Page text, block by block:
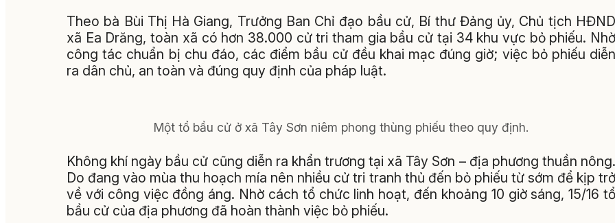
Theo bà Bùi Thị Hà Giang, Trưởng Ban Chỉ đạo bầu cử, Bí thư Đảng ủy, Chủ tịch HĐND
xã Ea Drăng, toàn xã có hơn 38.000 cử tri tham gia bầu cử tại 34 khu vực bỏ phiếu. Nhờ
công tác chuẩn bị chu đáo, các điểm bầu cử đều khai mạc đúng giờ; việc bỏ phiếu diễn
ra dân chủ, an toàn và đúng quy định của pháp luật.
Một tổ bầu cử ở xã Tây Sơn niêm phong thùng phiếu theo quy định.
Không khí ngày bầu cử cũng diễn ra khẩn trương tại xã Tây Sơn – địa phương thuần nông.
Do đang vào mùa thu hoạch mía nên nhiều cử tri tranh thủ đến bỏ phiếu từ sớm để kịp trở
về với công việc đồng áng. Nhờ cách tổ chức linh hoạt, đến khoảng 10 giờ sáng, 15/16 tổ
bầu cử của địa phương đã hoàn thành việc bỏ phiếu.